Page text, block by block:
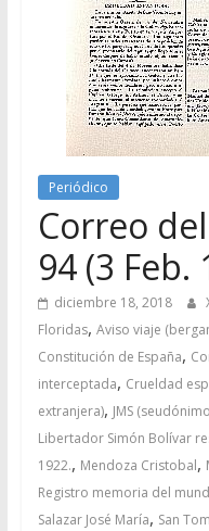
Periódico
Correo
94 (3 Feb.
diciembre 18, 2018
Floridas, Aviso viaje
Constitución de España,
interceptada, Crueldad
extranjera), JMS
Libertador Simón Bolívar
1922., Mendoza Cristobal,
Registro memoria del
Salazar José María, San